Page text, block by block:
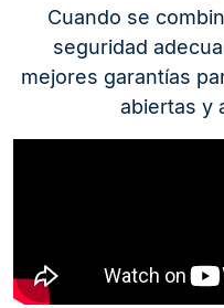
Cuando se
seguridad
mejores garantías
abiertas y